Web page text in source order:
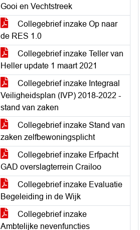
Gooi en Vechtstreek
Collegebrief inzake Op naar
de RES 1.0
Collegebrief inzake Teller van
Heller update 1 maart 2021
Collegebrief inzake Integraal
Veiligheidsplan (IVP) 2018-2022 -
stand van zaken
Collegebrief inzake Stand van
zaken zelfbewoningsplicht
Collegebrief inzake Erfpacht
GAD overslagterrein Crailoo
Collegebrief inzake Evaluatie
Begeleiding in de Wijk
Collegebrief inzake
Ambtelijke nevenfuncties